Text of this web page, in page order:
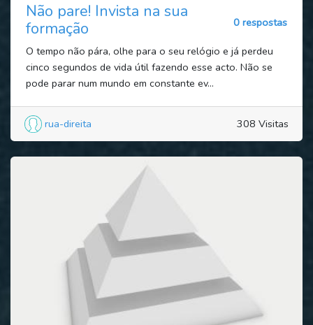
Não pare! Invista na sua
formação
0 respostas
O tempo não pára, olhe para o seu relógio e já perdeu
cinco segundos de vida útil fazendo esse acto. Não se
pode parar num mundo em constante ev...
rua-direita 308 Visitas